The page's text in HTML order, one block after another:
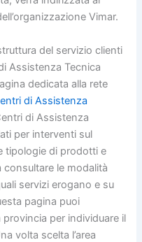
Vimar.
del servizio clienti
Assistenza Tecnica
dedicata alla rete
di Assistenza
di Assistenza
per interventi sul
tipologie di prodotti e
le modalità
servizi erogano e su
pagina puoi
per individuare il
volta scelta l’area